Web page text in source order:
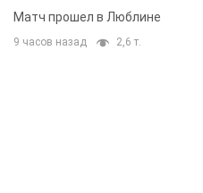
Матч прошел в Люблине
9 часов назад 2,6 т.